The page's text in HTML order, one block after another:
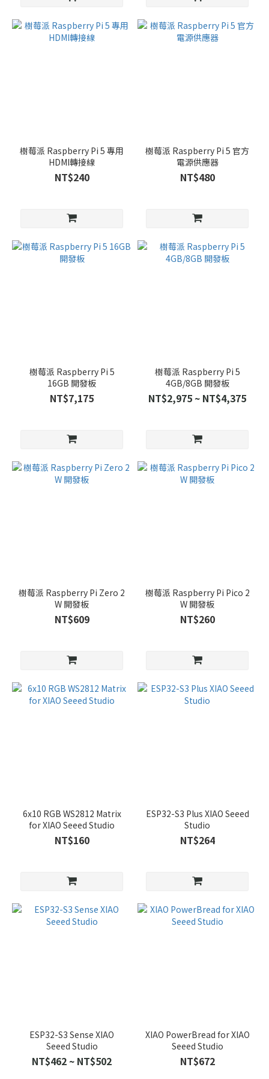
樹莓派 Raspberry Pi 5 專用
HDMI轉接線
NT$240
樹莓派 Raspberry Pi 5 官方
電源供應器
NT$480
樹莓派 Raspberry Pi 5
16GB 開發板
NT$7,175
樹莓派 Raspberry Pi 5
4GB/8GB 開發板
NT$2,975 ~ NT$4,375
樹莓派 Raspberry Pi Zero 2
W 開發板
NT$609
樹莓派 Raspberry Pi Pico 2
W 開發板
NT$260
6x10 RGB WS2812 Matrix
for XIAO Seeed Studio
NT$160
ESP32-S3 Plus XIAO Seeed
Studio
NT$264
ESP32-S3 Sense XIAO
Seeed Studio
NT$462 ~ NT$502
XIAO PowerBread for XIAO
Seeed Studio
NT$672